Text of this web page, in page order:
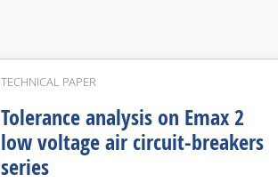
TECHNICAL PAPER
Tolerance analysis on Emax 2
low voltage air circuit-breakers
series